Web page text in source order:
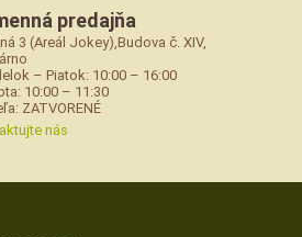
predajňa
3 (Areál Jokey),Budova č. XIV,
– Piatok: 10:00 – 16:00
10:00 – 11:30
ZATVORENÉ
nás